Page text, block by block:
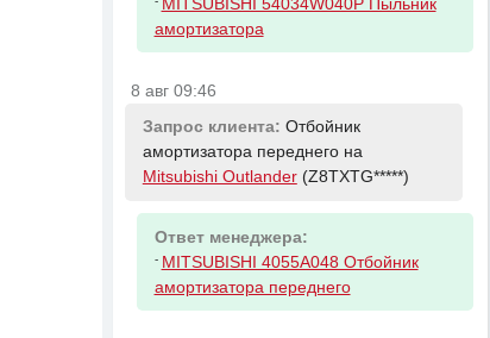
MITSUBISHI 54034W040P Пыльник
амортизатора
8 авг 09:46
Запрос клиента: Отбойник
амортизатора переднего на
Mitsubishi Outlander(Z8TXTG*****)
Ответ менеджера:
- MITSUBISHI 4055A048 Отбойник
амортизатора переднего